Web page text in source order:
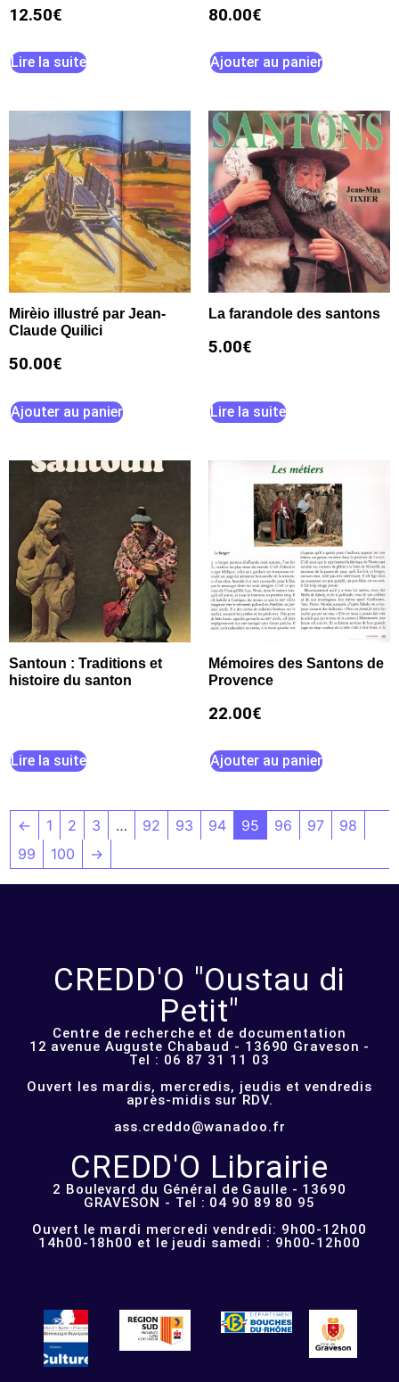
12.50€
Lire la suite
80.00€
Ajouter au panier
Mirèio illustré par Jean-
Claude Quilici
50.00€
Ajouter au panier
La farandole des santons
5.00€
Lire la suite
Santoun : Traditions et
histoire du santon
Lire la suite
Mémoires des Santons de
Provence
22.00€
Ajouter au panier
← 1 2 3 … 92 93 94 95 96 97
98
99
100 →
CREDD'O "Oustau di
Petit"
Centre de recherche et de documentation
12 avenue Auguste Chabaud - 13690 Graveson -
Tel : 06 87 31 11 03
Ouvert les mardis, mercredis, jeudis et vendredis
après-midis sur RDV.
ass.creddo@wanadoo.fr
CREDD'O Librairie
2 Boulevard du Général de Gaulle - 13690
GRAVESON - Tel : 04 90 89 80 95
Ouvert le mardi mercredi vendredi: 9h00-12h00
14h00-18h00 et le jeudi samedi : 9h00-12h00